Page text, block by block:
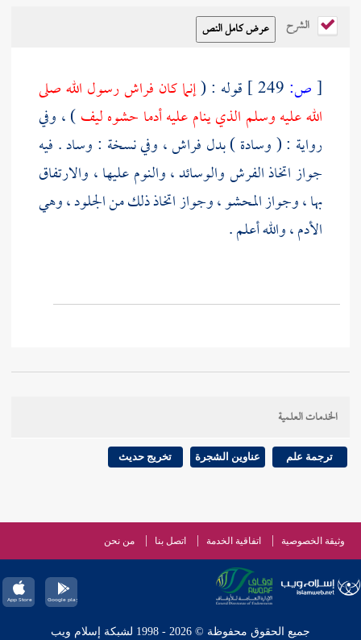
الشرح
[ص: قوله : (إنما كان فراش رسول الله صلى
الله عليه وسلم الذي ينام عليه أدما حشوه ليف) ، وفي
رواية : ( وسادة ) بدل فراش ، وفي نسخة : وساد . فيه
جواز اتخاذ الفرش والوسائد ، والنوم عليها ، والارتفاق
بها ، وجواز المحشو ، وجواز اتخاذ ذلك من الجلود ، وهي
الأدم ، والله أعلم .
الخدمات العلمية
ترجمة علم عناوين الشجرة تخريج حديث
وثيقة الخصوصية اتفاقية الخدمة اتصل بنا من نحن
جميع الحقوق محفوظة © 2026 - 1998 لشبكة إسلام ويب